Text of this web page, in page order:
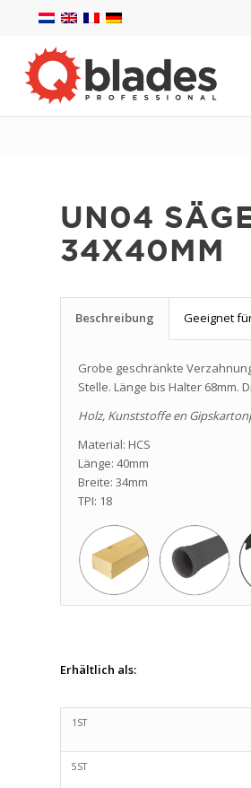
UN04
34X40MM
Beschreibung Geeignet
Grobe geschränkte
Stelle. Länge bis Halter 68mm.
Holz, Kunststoffe en
Material: HCS
Länge: 40mm
Breite: 34mm
TPI: 18
Erhältlich als:
1ST
5ST